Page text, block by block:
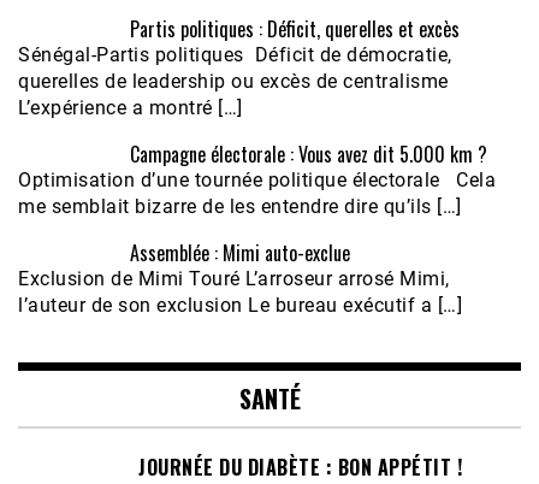
Partis politiques : Déficit, querelles et excès
Sénégal-Partis politiques Déficit de démocratie,
querelles de leadership ou excès de centralisme
L’expérience a montré […]
Campagne électorale : Vous avez dit 5.000 km ?
Optimisation d’une tournée politique électorale Cela
me semblait bizarre de les entendre dire qu’ils […]
Assemblée : Mimi auto-exclue
Exclusion de Mimi Touré L’arroseur arrosé Mimi,
l’auteur de son exclusion Le bureau exécutif a […]
SANTÉ
JOURNÉE DU DIABÈTE : BON APPÉTIT !